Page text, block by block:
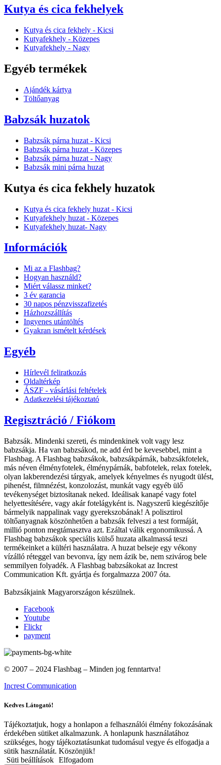
Kutya és cica fekhelyek
Kutya és cica fekhely - Kicsi
Kutyafekhely - Közepes
Kutyafekhely - Nagy
Egyéb termékek
Ajándék kártya
Töltőanyag
Babzsák huzatok
Babzsák párna huzat - Kicsi
Babzsák párna huzat - Közepes
Babzsák párna huzat - Nagy
Babzsák mini párna huzat
Kutya és cica fekhely huzatok
Kutya és cica fekhely huzat - Kicsi
Kutyafekhely huzat - Közepes
Kutyafekhely huzat- Nagy
Információk
Mi az a Flashbag?
Hogyan használd?
Miért válassz minket?
3 év garancia
30 napos pénzvisszafizetés
Házhozszállítás
Ingyenes utántöltés
Gyakran ismételt kérdések
Egyéb
Hírlevél feliratkozás
Oldaltérkép
ÁSZF - vásárlási feltételek
Adatkezelési tájékoztató
Regisztráció / Fiókom
Babzsák. Mindenki szereti, és mindenkinek volt vagy lesz
babzsákja. Ha van babzsákod, ne add érd be kevesebbel, mint a
Flashbag. A Flashbag babzsákok, babzsákpárnák, babzsákfotelek,
más néven élményfotelek, élménypárnák, babfotelek, relax fotelek,
olyan lakberendezési tárgyak, amelyek kényelmes és nyugodt ülést,
pihenést, filmnézést, konzolozást, munkát vagy egyéb ülő
tevékenységet biztosítanak neked. Ideálisak kanapé vagy fotel
helyettesítésére, vagy akár fotelágyként is. Nagyszerű kiegészítője
bármelyik nappalinak vagy gyerekszobának! A polisztirol
töltőanyagnak köszönhetően a babzsák felveszi a test formáját,
millió ponton megtámasztva azt. Ezáltal válik ergonomikussá. A
Flashbag babzsákok speciális külső huzata alkalmassá teszi
termékeinket a kültéri használatra. A huzat belseje egy vékony
vízálló réteggel van bevonva, így nem ázik be, nem szivárog bele
semmilyen folyadék. A Flashbag babzsákokat az Increst
Communication Kft. gyártja és forgalmazza 2007 óta.
Babzsákjaink Magyarországon készülnek.
Facebook
Youtube
Flickr
payment
© 2007 – 2024 Flashbag – Minden jog fenntartva!
Increst Communication
Kedves Látogató!
Tájékoztatjuk, hogy a honlapon a felhasználói élmény fokozásának
érdekében sütiket alkalmazunk. A honlapunk használatához
szükséges, hogy tájékoztatásunkat tudomásul vegye és elfogadja a
sütik használatát. Köszönjük!
Süti beállítások Elfogadom